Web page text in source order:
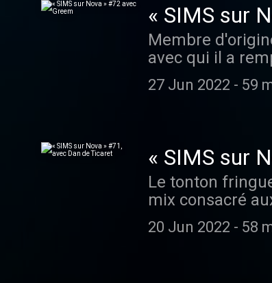
« SIMS sur
Membre
avec qui il a
une identité
était l’invité de
27 Jun 2022 - 59
« SIMS sur
Le tonton
mix consacré
20 Jun 2022 - 58